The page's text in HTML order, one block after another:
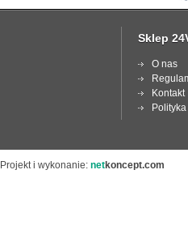
Sklep
O nas
Kontakt
Projekt i wykonanie: netkoncept.com